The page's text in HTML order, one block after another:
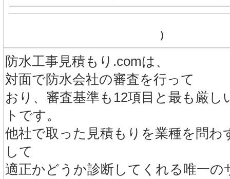
）
防水工事見積もり.comは、
対面で防水会社の審査を行って
おり、審査基準も12項目と最も厳し
トです。
他社で取った見積もりを業種を問わ
して
適正かどうか診断してくれる唯一の